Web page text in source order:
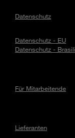
Datenschutz
Datenschutz - EU
Datenschutz -
Für Mitarbeitende
Lieferanten